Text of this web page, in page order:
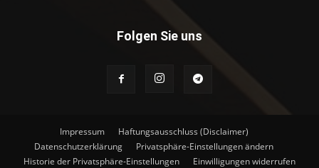
Folgen Sie uns
Impressum
Haftungsausschluss (Disclaimer)
Datenschutzerklärung
Privatsphäre-Einstellungen ändern
Historie der Privatsphäre-Einstellungen
Einwilligungen widerrufen